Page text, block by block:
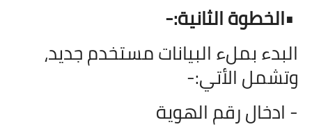
•الخطوة الثانية:-
البدء بملء البيانات مستخدم جديد،
وتشمل الأتي:-
-ادخال رقم الهوية